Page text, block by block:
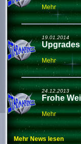
Mehr
19.01.2014
Mehr
24.12.2013
Frohe
Mehr
Mehr News lesen